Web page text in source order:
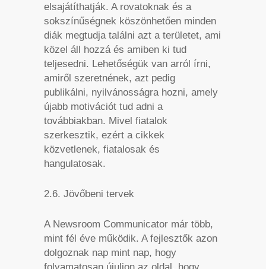
elsajátíthatják. A rovatoknak és a
sokszínűségnek köszönhetően minden
diák megtudja találni azt a területet, ami
közel áll hozzá és amiben ki tud
teljesedni. Lehetőségük van arról írni,
amiről szeretnének, azt pedig
publikálni, nyilvánosságra hozni, amely
újabb motivációt tud adni a
továbbiakban. Mivel fiatalok
szerkesztik, ezért a cikkek
közvetlenek, fiatalosak és
hangulatosak.
2.6. Jövőbeni tervek
A Newsroom Communicator már több,
mint fél éve működik. A fejlesztők azon
dolgoznak nap mint nap, hogy